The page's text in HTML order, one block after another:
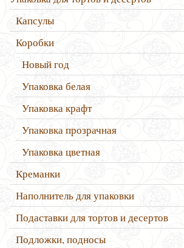
Капсулы
Коробки
Новый год
Упаковка белая
Упаковка крафт
Упаковка прозрачная
Упаковка цветная
Креманки
Наполнитель для упаковки
Подаставки для тортов и десертов
Подложки, подносы